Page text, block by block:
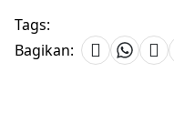
Tags:
Bagikan: